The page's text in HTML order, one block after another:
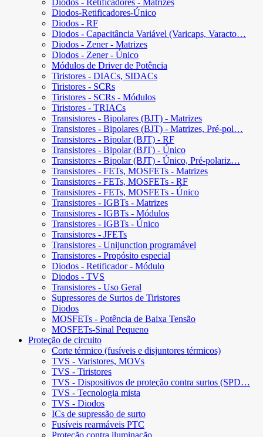
Diodos - Retificadores - Matrizes
Diodos-Retificadores-Único
Diodos - RF
Diodos - Capacitância Variável (Varicaps, Varacto…
Diodos - Zener - Matrizes
Diodos - Zener - Único
Módulos de Driver de Potência
Tiristores - DIACs, SIDACs
Tiristores - SCRs
Tiristores - SCRs - Módulos
Tiristores - TRIACs
Transistores - Bipolares (BJT) - Matrizes
Transistores - Bipolares (BJT) - Matrizes, Pré-pol…
Transistores - Bipolar (BJT) - RF
Transistores - Bipolar (BJT) - Único
Transistores - Bipolar (BJT) - Único, Pré-polariz…
Transistores - FETs, MOSFETs - Matrizes
Transistores - FETs, MOSFETs - RF
Transistores - FETs, MOSFETs - Único
Transistores - IGBTs - Matrizes
Transistores - IGBTs - Módulos
Transistores - IGBTs - Único
Transistores - JFETs
Transistores - Unijunction programável
Transistores - Propósito especial
Diodos - Retificador - Módulo
Diodos - TVS
Transistores - Uso Geral
Supressores de Surtos de Tiristores
Diodos
MOSFETs - Potência de Baixa Tensão
MOSFETs-Sinal Pequeno
Proteção de circuito
Corte térmico (fusíveis e disjuntores térmicos)
TVS - Varistores, MOVs
TVS - Tiristores
TVS - Dispositivos de proteção contra surtos (SPD…
TVS - Tecnologia mista
TVS - Diodos
ICs de supressão de surto
Fusíveis rearmáveis ​​PTC
Proteção contra iluminação